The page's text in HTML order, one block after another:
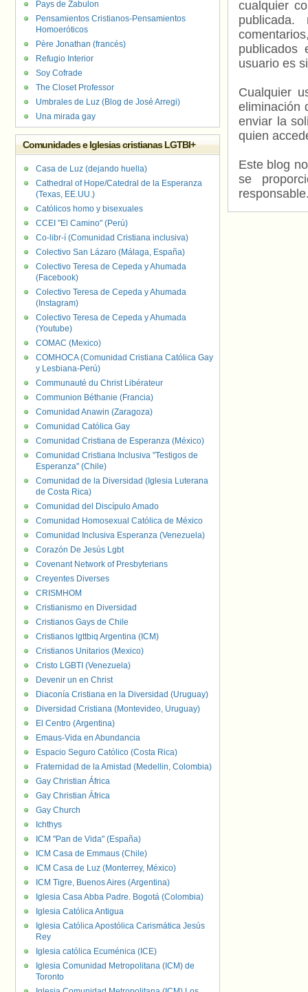
cualquier
usuario es
Cualquier
eliminación
enviar la
quien
Este blog
se
Pays de Zabulon
Pensamientos Cristianos-Pensamientos
Homoeróticos
Père Jonathan (francés)
Refugio Interior
Soy Cofrade
The Closet Professor
Umbrales de Luz (Blog de José Arregi)
Una mirada gay
Comunidades e Iglesias cristianas LGTBI+
Casa de Luz (dejando huella)
Cathedral of Hope/Catedral de la Esperanza
(Texas, EE.UU.)
Católicos homo y bisexuales
CCEI "El Camino" (Perú)
Co-libr-í (Comunidad Cristiana inclusiva)
Colectivo San Lázaro (Málaga, España)
Colectivo Teresa de Cepeda y Ahumada
(Facebook)
Colectivo Teresa de Cepeda y Ahumada
(Instagram)
Colectivo Teresa de Cepeda y Ahumada
(Youtube)
COMAC (Mexico)
COMHOCA (Comunidad Cristiana Católica Gay
y Lesbiana-Perú)
Communauté du Christ Libérateur
Communion Béthanie (Francia)
Comunidad Anawin (Zaragoza)
Comunidad Católica Gay
Comunidad Cristiana de Esperanza (México)
Comunidad Cristiana Inclusiva "Testigos de
Esperanza" (Chile)
Comunidad de la Diversidad (Iglesia Luterana
de Costa Rica)
Comunidad del Discípulo Amado
Comunidad Homosexual Católica de México
Comunidad Inclusiva Esperanza (Venezuela)
Corazón De Jesús Lgbt
Covenant Network of Presbyterians
Creyentes Diverses
CRISMHOM
Cristianismo en Diversidad
Cristianos Gays de Chile
Cristianos lgttbiq Argentina (ICM)
Cristianos Unitarios (Mexico)
Cristo LGBTI (Venezuela)
Devenir un en Christ
Diaconía Cristiana en la Diversidad (Uruguay)
Diversidad Cristiana (Montevideo, Uruguay)
El Centro (Argentina)
Emaus-Vida en Abundancia
Espacio Seguro Católico (Costa Rica)
Fraternidad de la Amistad (Medellin, Colombia)
Gay Christian África
Gay Christian África
Gay Church
Ichthys
ICM "Pan de Vida" (España)
ICM Casa de Emmaus (Chile)
ICM Casa de Luz (Monterrey, México)
ICM Tigre, Buenos Aires (Argentina)
Iglesia Casa Abba Padre. Bogotá (Colombia)
Iglesia Católica Antigua
Iglesia Católica Apostólica Carismática Jesús
Rey
Iglesia católica Ecuménica (ICE)
Iglesia Comunidad Metropolitana (ICM) de
Toronto